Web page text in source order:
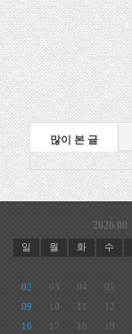
많이 본 글
2026.08
일 월 화 수
02
03 04 05
09
10 11 12
16
17 18 19